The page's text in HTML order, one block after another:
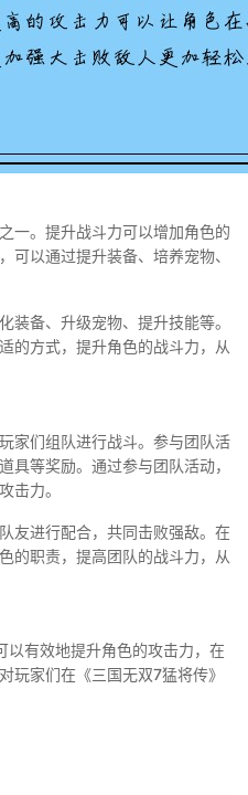
一。提升战斗力可以增加角色的
可以通过提升装备、培养宠物、
装备、升级宠物、提升技能等。
的方式，提升角色的战斗力，从
家们组队进行战斗。参与团队活
具等奖励。通过参与团队活动，
击力。
友进行配合，共同击败强敌。在
的职责，提高团队的战斗力，从
有效地提升角色的攻击力，在
玩家们在《三国无双7猛将传》